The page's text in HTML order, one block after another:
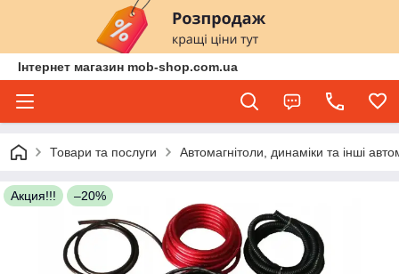
Інтернет магазин mob-shop.com.ua
Товари та послуги Автомагнітоли, динаміки та інші
Акция!!! –20%